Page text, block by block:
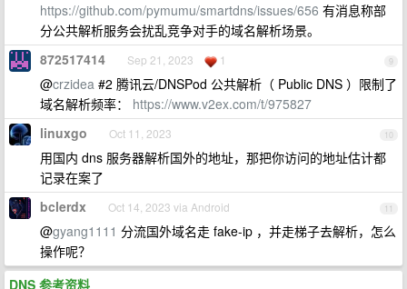
https://github.com/pymumu/smartdns/issues/656 有消息称部
分公共解析服务会扰乱竞争对手的域名解析场景。
9
872517414 Sep 21, 2023 1
@crzidea #2 腾讯云/DNSPod 公共解析（ Public DNS ）限制了
域名解析频率： https://www.v2ex.com/t/975827
10
linuxgo Oct 11, 2023
用国内 dns 服务器解析国外的地址，那把你访问的地址估计都
记录在案了
11
bclerdx Oct 14, 2023 via Android
@gyang1111 分流国外域名走 fake-ip ，并走梯子去解析，怎么
操作呢？
DNS 参考资料